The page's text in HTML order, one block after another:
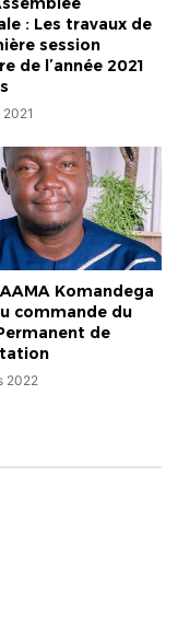
: Les travaux de
session
de l’année 2021
Komandega
commande du
de
2022